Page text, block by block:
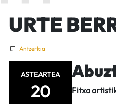
URTE
Antzerkia
ASTEARTEA
20 Fitxa